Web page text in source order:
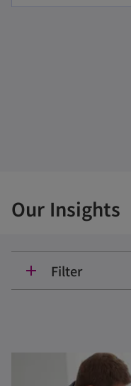
Our Insights
add Filter